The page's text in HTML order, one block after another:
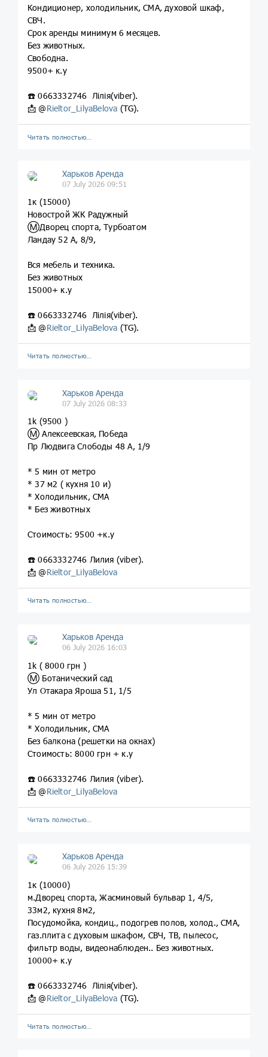
Кондиционер, холодильник, СМА, духовой шкаф,
СВЧ.
Срок аренды минимум 6 месяцев.
Без животных.
Свободна.
9500+ к.у
☎️ 0663332746 Лілія(viber).
📩 @Rieltor_LilyaBelova (TG).
Читать полностью…
Харьков Аренда
07 July 2026 09:51
1к (15000)
Новострой ЖК Радужный
Ⓜ️Дворец спорта, Турбоатом
Ландау 52 А, 8/9,
Вся мебель и техника.
Без животных
15000+ к.у
☎️ 0663332746 Лілія(viber).
📩 @Rieltor_LilyaBelova (TG).
Читать полностью…
Харьков Аренда
07 July 2026 08:33
1k (9500 )
Ⓜ️ Алексеевская, Победа
Пр Людвига Слободы 48 А, 1/9
* 5 мин от метро
* 37 м2 ( кухня 10 и)
* Холодильник, СМА
* Без животных
Стоимость: 9500 +к.у
☎️ 0663332746 Лилия (viber).
📩 @Rieltor_LilyaBelova
Читать полностью…
Харьков Аренда
06 July 2026 16:03
1k ( 8000 грн )
Ⓜ️ Ботанический сад
Ул Отакара Яроша 51, 1/5
* 5 мин от метро
* Холодильник, СМА
Без балкона (решетки на окнах)
Стоимость: 8000 грн + к.у
☎️ 0663332746 Лилия (viber).
📩 @Rieltor_LilyaBelova
Читать полностью…
Харьков Аренда
06 July 2026 15:39
1к (10000)
м.Дворец спорта, Жасминовый бульвар 1, 4/5,
33м2, кухня 8м2,
Посудомойка, кондиц., подогрев полов, холод., СМА,
газ.плита с духовым шкафом, СВЧ, ТВ, пылесос,
фильтр воды, видеонаблюден.. Без животных.
10000+ к.у
☎️ 0663332746 Лілія(viber).
📩 @Rieltor_LilyaBelova (TG).
Читать полностью…